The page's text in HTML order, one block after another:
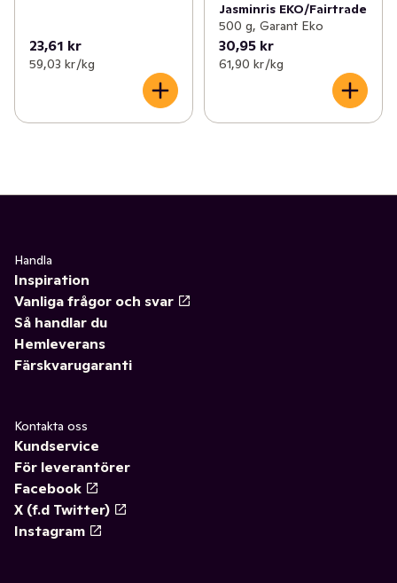
23,61 kr
59,03 kr /kg
Jasminris EKO/Fairtrade
500 g, Garant Eko
30,95 kr
61,90 kr /kg
Handla
Inspiration
Vanliga frågor och svar
Så handlar du
Hemleverans
Färskvarugaranti
Kontakta oss
Kundservice
För leverantörer
Facebook
X (f.d Twitter)
Instagram